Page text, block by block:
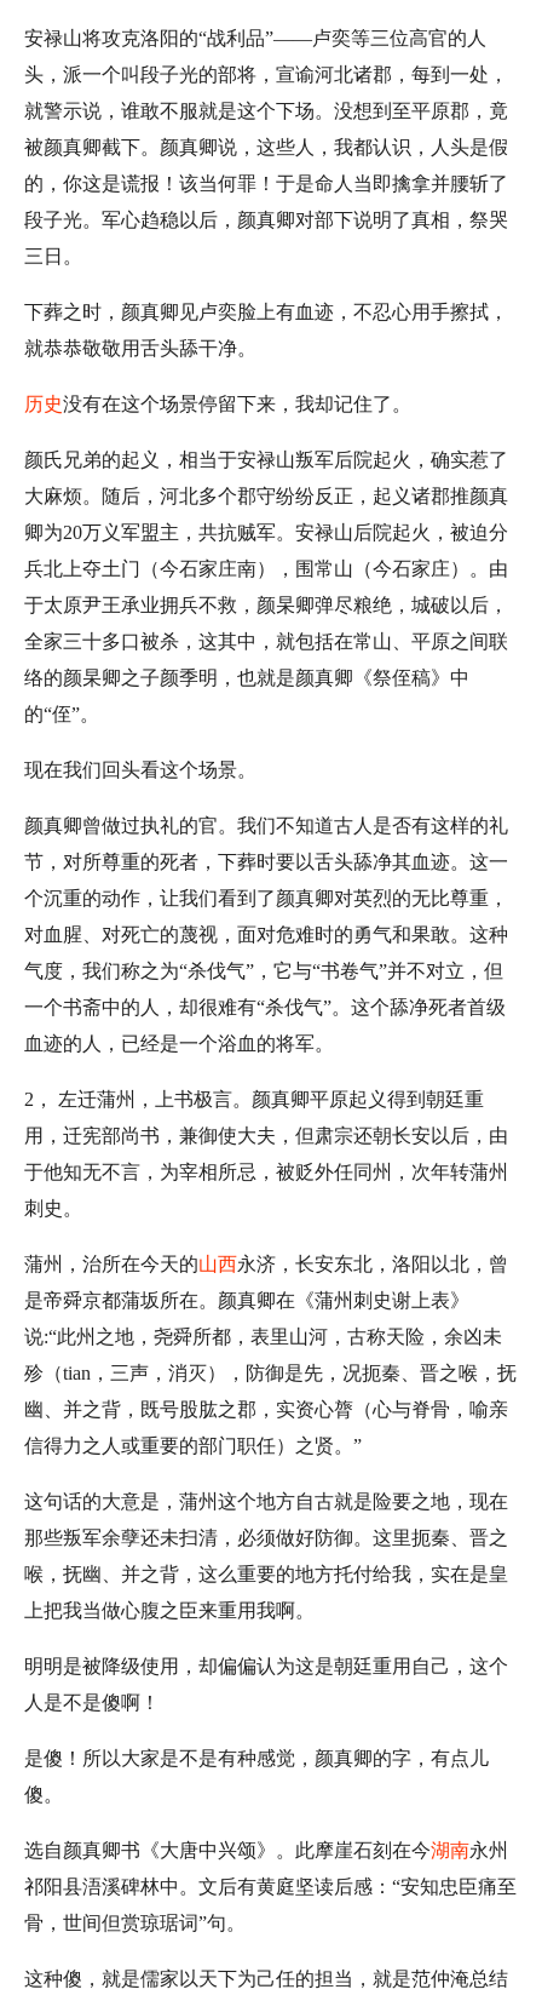
安禄山将攻克洛阳的“战利品”——卢奕等三位高官的人
头，派一个叫段子光的部将，宣谕河北诸郡，每到一处，
就警示说，谁敢不服就是这个下场。没想到至平原郡，竟
被颜真卿截下。颜真卿说，这些人，我都认识，人头是假
的，你这是谎报！该当何罪！于是命人当即擒拿并腰斩了
段子光。军心趋稳以后，颜真卿对部下说明了真相，祭哭
三日。
下葬之时，颜真卿见卢奕脸上有血迹，不忍心用手擦拭，
就恭恭敬敬用舌头舔干净。
历史没有在这个场景停留下来，我却记住了。
颜氏兄弟的起义，相当于安禄山叛军后院起火，确实惹了
大麻烦。随后，河北多个郡守纷纷反正，起义诸郡推颜真
卿为20万义军盟主，共抗贼军。安禄山后院起火，被迫分
兵北上夺土门（今石家庄南），围常山（今石家庄）。由
于太原尹王承业拥兵不救，颜杲卿弹尽粮绝，城破以后，
全家三十多口被杀，这其中，就包括在常山、平原之间联
络的颜杲卿之子颜季明，也就是颜真卿《祭侄稿》中
的“侄”。
现在我们回头看这个场景。
颜真卿曾做过执礼的官。我们不知道古人是否有这样的礼
节，对所尊重的死者，下葬时要以舌头舔净其血迹。这一
个沉重的动作，让我们看到了颜真卿对英烈的无比尊重，
对血腥、对死亡的蔑视，面对危难时的勇气和果敢。这种
气度，我们称之为“杀伐气”，它与“书卷气”并不对立，但
一个书斋中的人，却很难有“杀伐气”。这个舔净死者首级
血迹的人，已经是一个浴血的将军。
2， 左迁蒲州，上书极言。颜真卿平原起义得到朝廷重
用，迁宪部尚书，兼御使大夫，但肃宗还朝长安以后，由
于他知无不言，为宰相所忌，被贬外任同州，次年转蒲州
刺史。
蒲州，治所在今天的山西永济，长安东北，洛阳以北，曾
是帝舜京都蒲坂所在。颜真卿在《蒲州刺史谢上表》
说:“此州之地，尧舜所都，表里山河，古称天险，余凶未
殄（tian，三声，消灭），防御是先，况扼秦、晋之喉，抚
幽、并之背，既号股肱之郡，实资心膂（心与脊骨，喻亲
信得力之人或重要的部门职任）之贤。”
这句话的大意是，蒲州这个地方自古就是险要之地，现在
那些叛军余孽还未扫清，必须做好防御。这里扼秦、晋之
喉，抚幽、并之背，这么重要的地方托付给我，实在是皇
上把我当做心腹之臣来重用我啊。
明明是被降级使用，却偏偏认为这是朝廷重用自己，这个
人是不是傻啊！
是傻！所以大家是不是有种感觉，颜真卿的字，有点儿
傻。
选自颜真卿书《大唐中兴颂》。此摩崖石刻在今湖南永州
祁阳县浯溪碑林中。文后有黄庭坚读后感：“安知忠臣痛至
骨，世间但赏琼琚词”句。
这种傻，就是儒家以天下为己任的担当，就是范仲淹总结